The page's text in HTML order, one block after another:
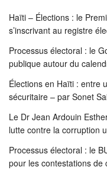
Haïti – Élections : le
s’inscrivant au registre
Processus électoral : le
publique autour du
Élections en Haïti : entre
sécuritaire – par Sonet
Le Dr Jean Ardouin
lutte contre la corruption
Processus électoral : le
pour les contestations de